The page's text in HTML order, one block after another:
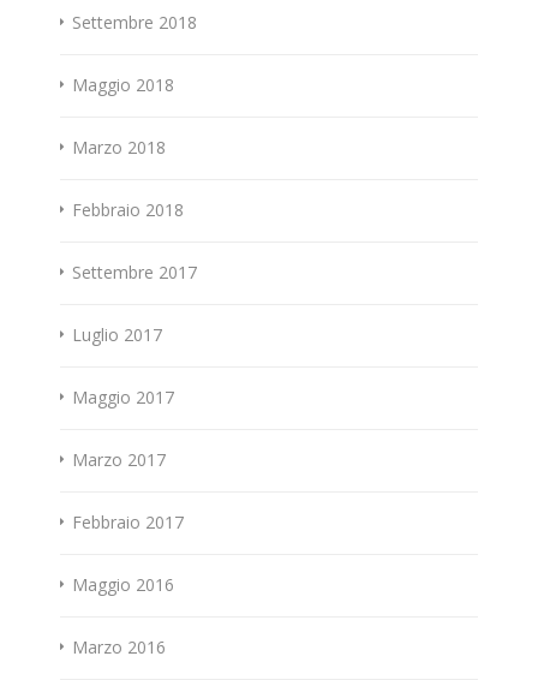
Settembre 2018
Maggio 2018
Marzo 2018
Febbraio 2018
Settembre 2017
Luglio 2017
Maggio 2017
Marzo 2017
Febbraio 2017
Maggio 2016
Marzo 2016